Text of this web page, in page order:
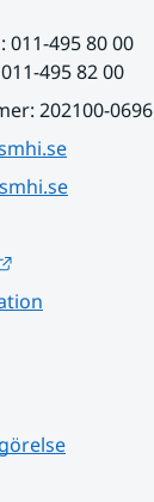
011-495 80 00
495 82 00
202100-0696